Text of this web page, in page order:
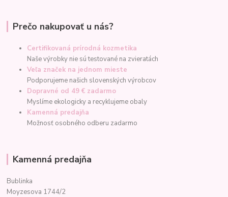
Prečo nakupovať u nás?
Certifikovaná prírodná kozmetika
Naše výrobky nie sú testované na zvieratách
Veľa značek na jednom mieste
Podporujeme našich slovenských výrobcov
Dopravné od 49 € zadarmo
Myslíme ekologicky a recyklujeme obaly
Kamenná predajňa
Možnosť osobného odberu zadarmo
Kamenná predajňa
Bublinka
Moyzesova 1744/2